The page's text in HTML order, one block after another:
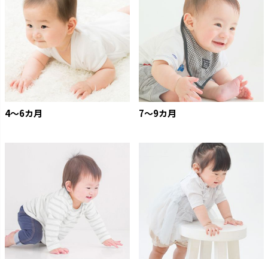
4〜6カ月 7〜9カ月